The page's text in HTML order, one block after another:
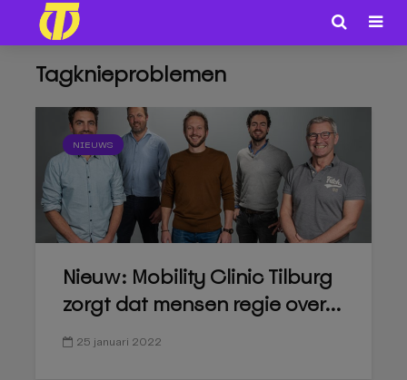
Tagknieproblemen
NIEUWS
Nieuw: Mobility Clinic Tilburg
zorgt dat mensen regie over...
25 januari 2022